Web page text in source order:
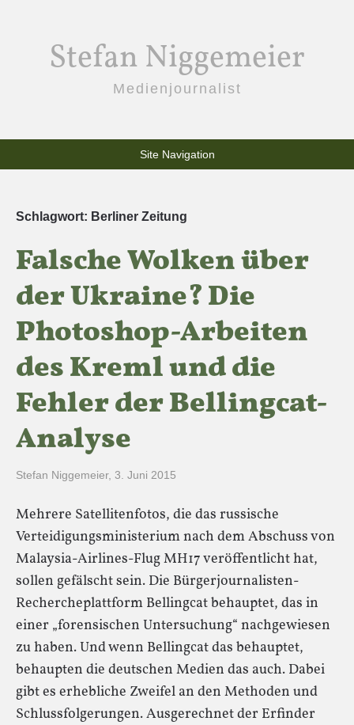
Stefan Niggemeier
Medienjournalist
Site Navigation
Schlagwort: Berliner Zeitung
Falsche Wolken über
der Ukraine? Die
Photoshop-Arbeiten
des Kreml und die
Fehler der Bellingcat-
Analyse
Stefan Niggemeier, 3. Juni 2015
Mehrere Satellitenfotos, die das russische
Verteidigungsministerium nach dem Abschuss von
Malaysia-Airlines-Flug MH17 veröffentlicht hat,
sollen gefälscht sein. Die Bürgerjournalisten-
Rechercheplattform Bellingcat behauptet, das in
einer „forensischen Untersuchung“ nachgewiesen
zu haben. Und wenn Bellingcat das behauptet,
behaupten die deutschen Medien das auch. Dabei
gibt es erhebliche Zweifel an den Methoden und
Schlussfolgerungen. Ausgerechnet der Erfinder